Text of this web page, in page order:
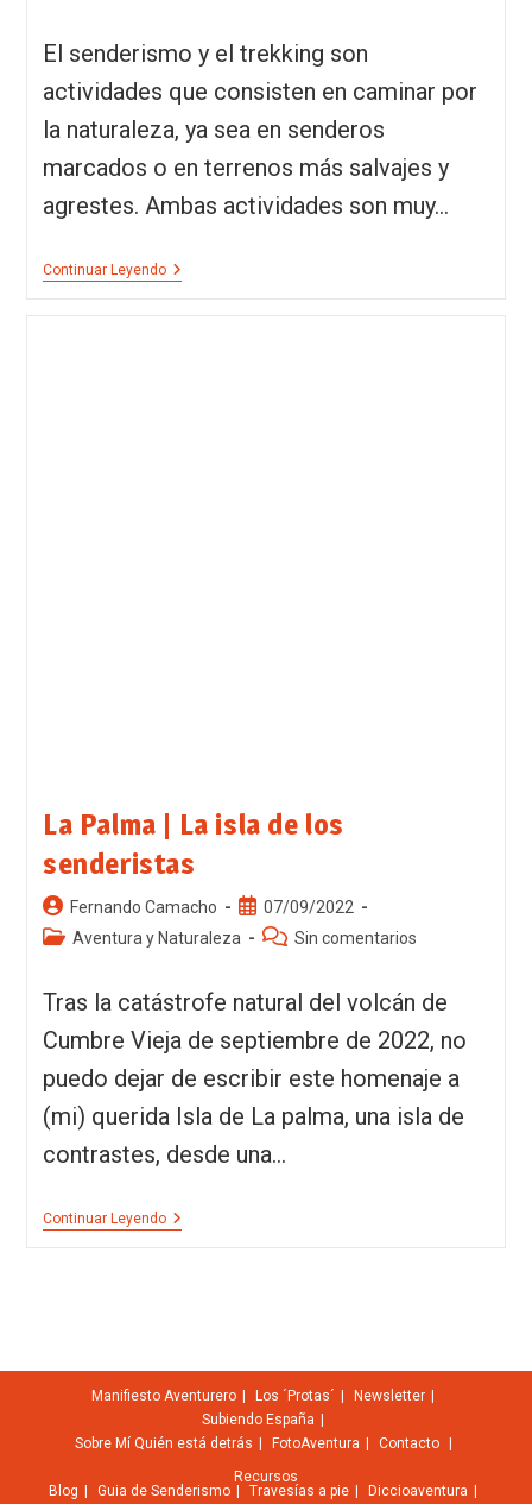
El senderismo y el trekking son
actividades que consisten en caminar por
la naturaleza, ya sea en senderos
marcados o en terrenos más salvajes y
agrestes. Ambas actividades son muy…
Continuar Leyendo
La Palma | La isla de los
senderistas
Fernando Camacho
07/09/2022
Aventura y Naturaleza
Sin comentarios
Tras la catástrofe natural del volcán de
Cumbre Vieja de septiembre de 2022, no
puedo dejar de escribir este homenaje a
(mi) querida Isla de La palma, una isla de
contrastes, desde una…
Continuar Leyendo
Manifiesto Aventurero Los ´Protas´
Newsletter
Subiendo España
Sobre Mí Quién está detrás FotoAventura
Contacto
Recursos
Blog
Guia de Senderismo Travesías a pie Diccioaventura